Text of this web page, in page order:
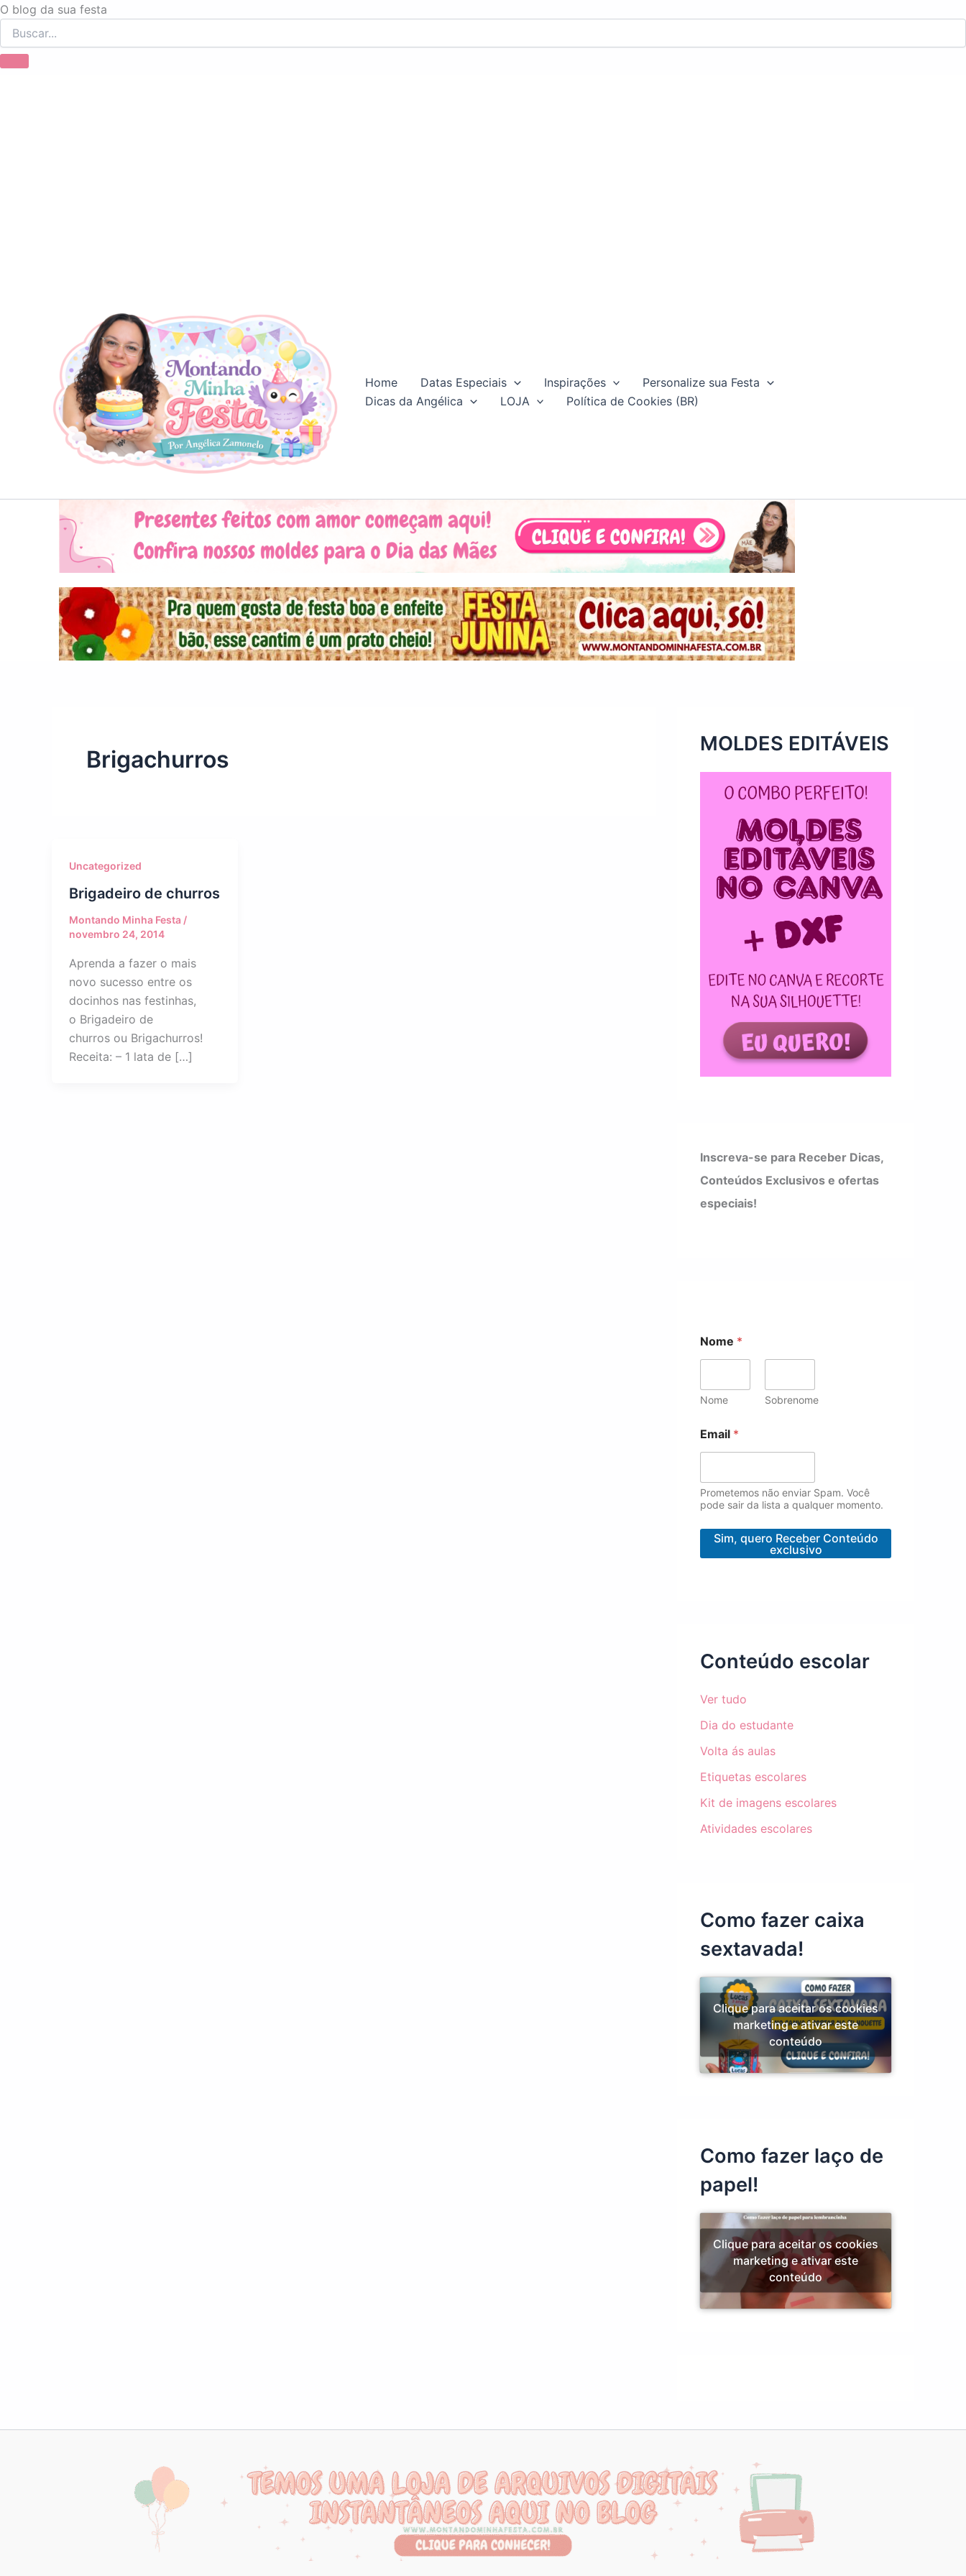
O blog da sua festa
Ir
para
o
conteúdo
Home Datas Especiais Inspirações
Personalize sua Festa
Dicas da Angélica
LOJA Política de Cookies (BR)
Brigachurros
Uncategorized
Brigadeiro de churros
Montando Minha Festa /
novembro 24, 2014
Aprenda a fazer o mais
novo sucesso entre os
docinhos nas festinhas,
o Brigadeiro de
churros ou Brigachurros!
Receita: – 1 lata de […]
MOLDES EDITÁVEIS
Inscreva-se para Receber Dicas,
Conteúdos Exclusivos e ofertas
especiais!
Nome *
Nome Sobrenome
*
E
a
i
l
Email *
Prometemos não enviar Spam. Você
pode sair da lista a qualquer momento.
Sim, quero Receber Conteúdo
exclusivo
Conteúdo escolar
Ver tudo
Dia do estudante
Volta ás aulas
Etiquetas escolares
Kit de imagens escolares
Atividades escolares
Como fazer caixa
sextavada!
Clique para aceitar os cookies
marketing e ativar este
conteúdo
Como fazer laço de
papel!
Clique para aceitar os cookies
marketing e ativar este
conteúdo